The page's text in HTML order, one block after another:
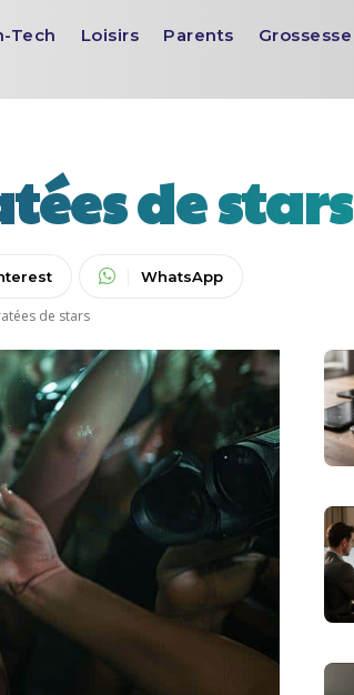
Tech Loisirs Parents Grossesse
de stars
WhatsApp
de stars